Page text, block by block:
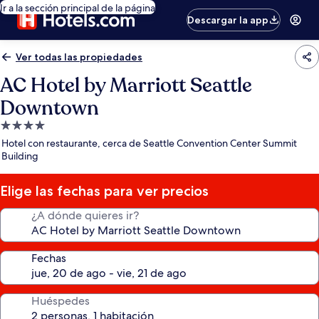
Ir a la sección principal de la página
Descargar la app
Ver todas las propiedades
AC Hotel by Marriott Seattle
Downtown
Propiedad
de
4.0
estrellas
Hotel con restaurante, cerca de Seattle Convention Center Summit
Building
Elige las fechas para ver precios
¿A dónde quieres ir?
Fechas
Huéspedes